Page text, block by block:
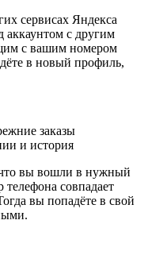
сервисах Яндекса
с другим
с вашим номером
в новый профиль,
заказы
и история
что вы вошли в нужный
совпадает
вы попадёте в свой